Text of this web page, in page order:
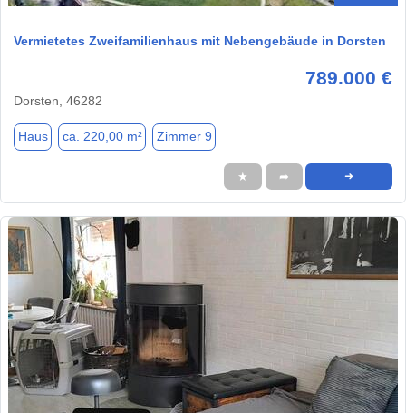
Vermietetes Zweifamilienhaus mit Nebengebäude in Dorsten
789.000 €
Dorsten, 46282
Haus ca. 220,00 m² Zimmer 9
★ ➦ ➜